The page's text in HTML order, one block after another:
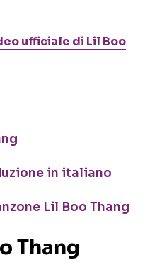
ufficiale di Lil Boo
in italiano
Lil Boo Thang
Thang